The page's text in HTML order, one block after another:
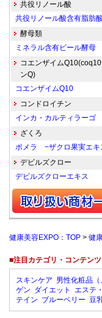
共役リノール酸
共役リノール酸含有脂肪酸
酵母類
ミネラル含有ビール酵母
コエンザイム
ンQ)
コエンザイムQ10
コンドロイチン
インカ・カルティラーゴ
ざくろ
ポメラ −ザクロ果実エキ
デビルズクロー
デビルズクローエキス
健康美容EXPO：TOP > 健
■注目カテゴリ・コンテンツ
スキンケア 男性化粧品（
ゲン ダイエット エステ
テイン ブルーベリー 豆